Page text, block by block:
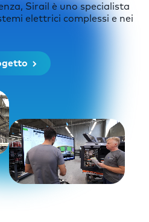
Sirail è uno specialista
elettrici complessi e nei